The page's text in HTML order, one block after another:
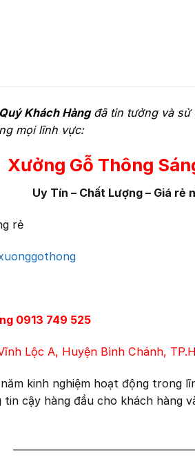
Quý Khách Hàngđã tin tưởng và sử
mọi lĩnh vực:
Xưởng Gỗ Thông
Uy Tín – Chất Lượng – Giá rẻ
rẻ
0913 749 525
Lộc A, Huyện Bình Chánh,
kinh nghiệm hoạt động trong
cậy hàng đầu cho khách hàng